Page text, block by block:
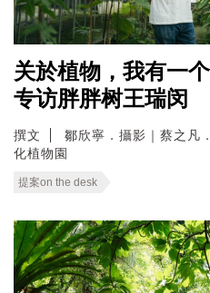
关於植物，我有一
专访胖胖树王瑞闵
撰文
鄒欣寧．攝影｜蔡之凡
化植物園
提案on the desk